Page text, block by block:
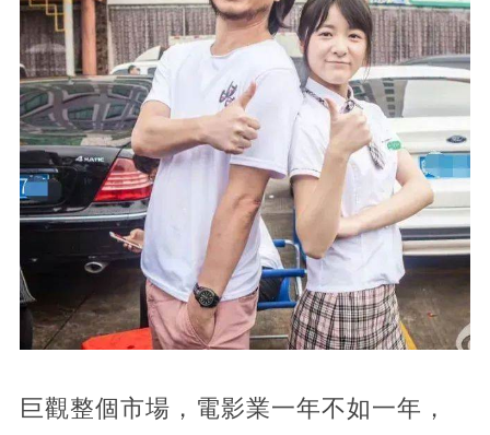
巨觀整個市場，電影業一年不如一年，